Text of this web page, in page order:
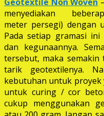
menyediakan
meter persegi) dengan
Pada setiap gramasi
dan kegunaannya.
tersebut, maka
tarik geotextilenya.
kebutuhan untuk proyek
untuk curing / cor
cukup menggunakan